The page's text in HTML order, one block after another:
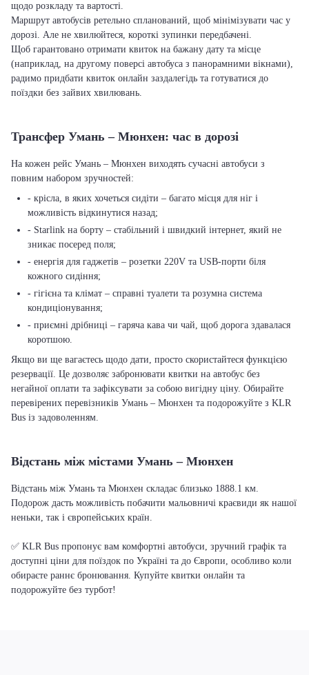
щодо розкладу та вартості.
Маршрут автобусів ретельно спланований, щоб мінімізувати час у
дорозі. Але не хвилюйтеся, короткі зупинки передбачені.
Щоб гарантовано отримати квиток на бажану дату та місце
(наприклад, на другому поверсі автобуса з панорамними вікнами),
радимо придбати квиток онлайн заздалегідь та готуватися до
поїздки без зайвих хвилювань.
Трансфер Умань – Мюнхен: час в дорозі
На кожен рейс Умань – Мюнхен виходять сучасні автобуси з
повним набором зручностей:
- крісла, в яких хочеться сидіти – багато місця для ніг і
можливість відкинутися назад;
- Starlink на борту – стабільний і швидкий інтернет, який не
зникає посеред поля;
- енергія для гаджетів – розетки 220V та USB-порти біля
кожного сидіння;
- гігієна та клімат – справні туалети та розумна система
кондиціонування;
- приємні дрібниці – гаряча кава чи чай, щоб дорога здавалася
коротшою.
Якщо ви ще вагаєтесь щодо дати, просто скористайтеся функцією
резервації. Це дозволяє забронювати квитки на автобус без
негайної оплати та зафіксувати за собою вигідну ціну. Обирайте
перевірених перевізників Умань – Мюнхен та подорожуйте з KLR
Bus із задоволенням.
Відстань між містами Умань – Мюнхен
Відстань між Умань та Мюнхен складає близько 1888.1 км.
Подорож дасть можливість побачити мальовничі краєвиди як нашої
неньки, так і європейських країн.
✅ KLR Bus пропонує вам комфортні автобуси, зручний графік та
доступні ціни для поїздок по Україні та до Європи, особливо коли
обираєте раннє бронювання. Купуйте квитки онлайн та
подорожуйте без турбот!